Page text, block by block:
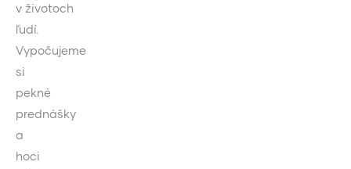
v životoch
ľudí.
Vypočujeme
si
pekné
prednášky
a
hoci